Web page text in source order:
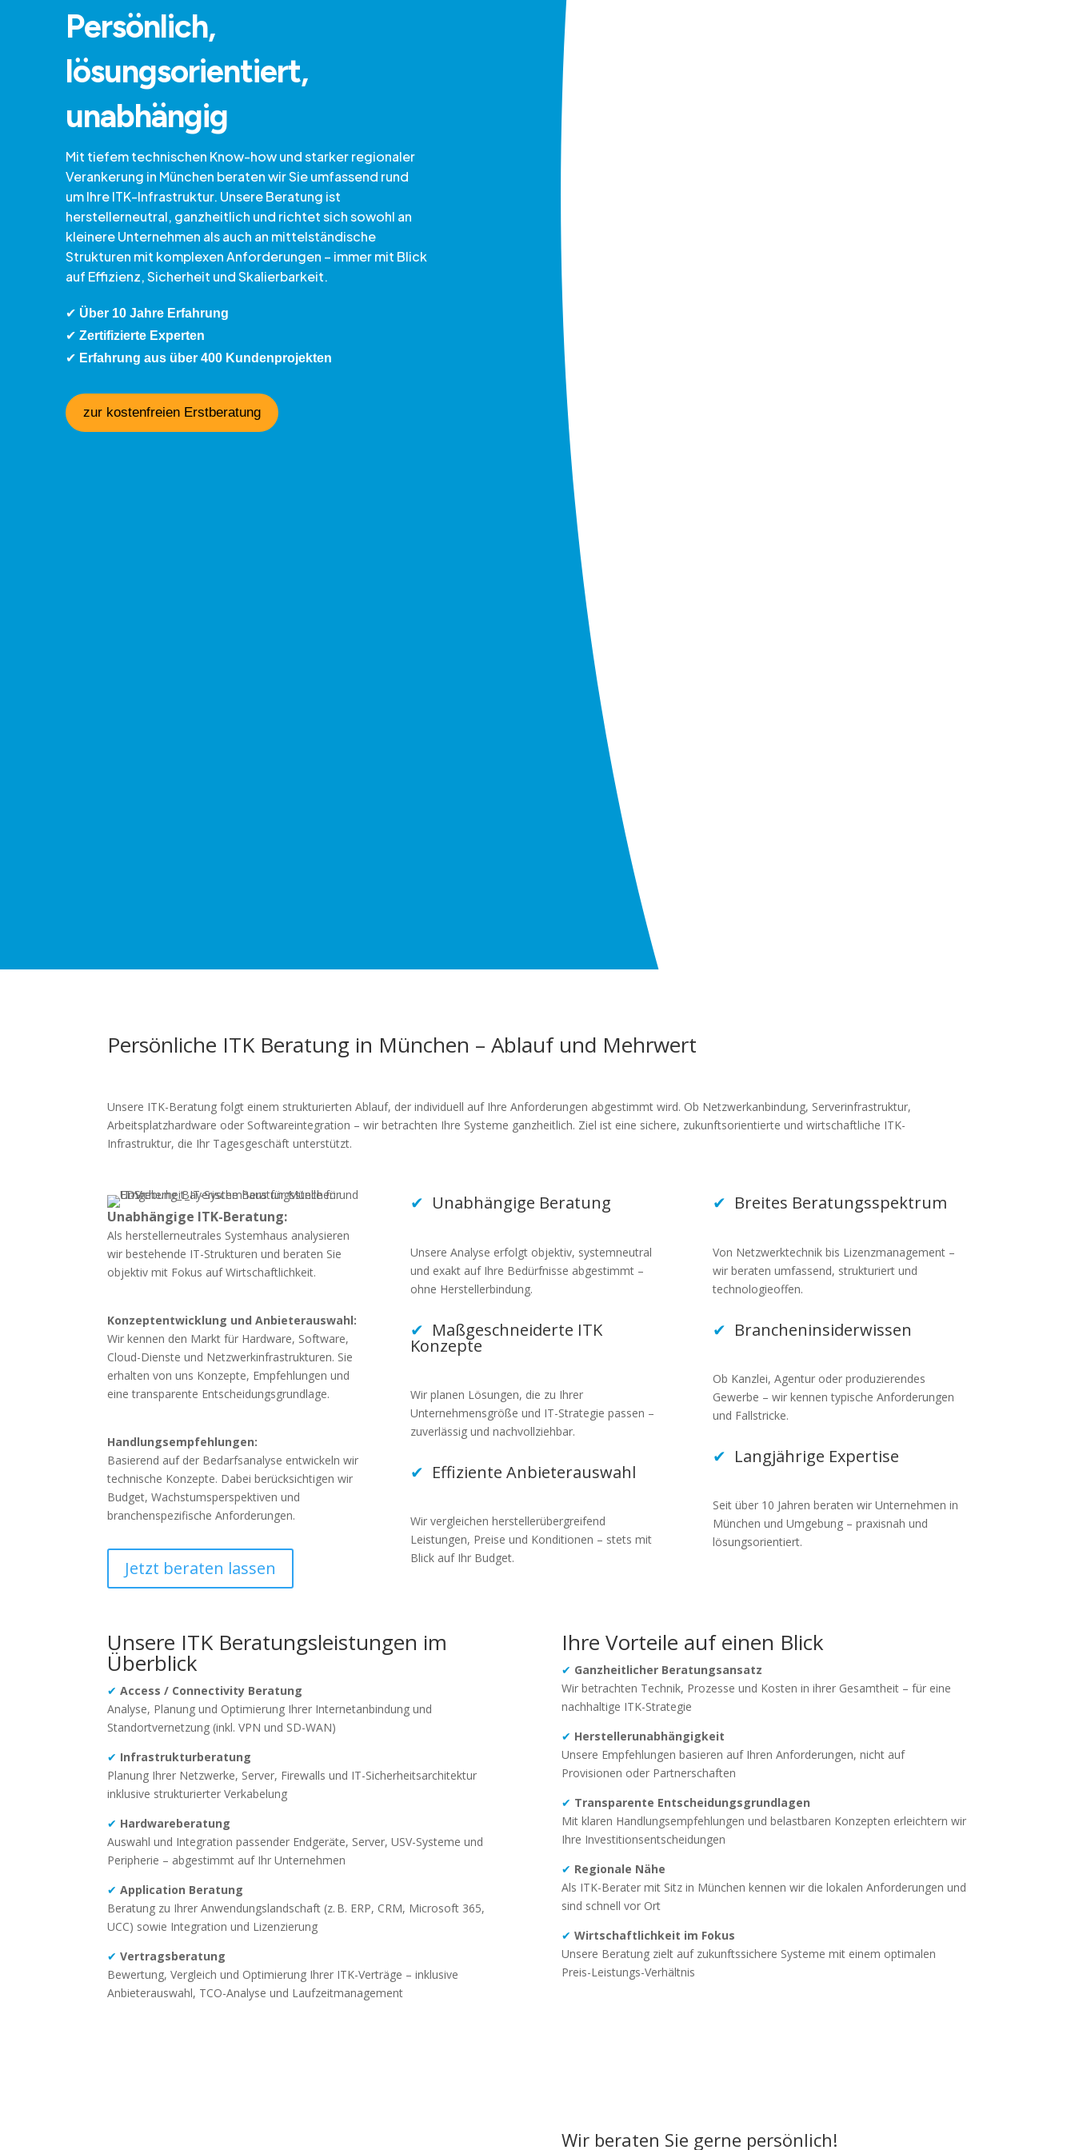
Persönlich,
lösungsorientiert,
unabhängig
Mit tiefem technischen Know-how und starker regionaler
Verankerung in München beraten wir Sie umfassend rund
um Ihre ITK-Infrastruktur. Unsere Beratung ist
herstellerneutral, ganzheitlich und richtet sich sowohl an
kleinere Unternehmen als auch an mittelständische
Strukturen mit komplexen Anforderungen – immer mit Blick
auf Effizienz, Sicherheit und Skalierbarkeit.
✔ Über 10 Jahre Erfahrung
✔ Zertifizierte Experten
✔ Erfahrung aus über 400 Kundenprojekten
zur kostenfreien Erstberatung
Persönliche ITK Beratung in München – Ablauf und Mehrwert
Unsere ITK-Beratung folgt einem strukturierten Ablauf, der individuell auf Ihre Anforderungen abgestimmt wird. Ob Netzwerkanbindung, Serverinfrastruktur,
Arbeitsplatzhardware oder Softwareintegration – wir betrachten Ihre Systeme ganzheitlich. Ziel ist eine sichere, zukunftsorientierte und wirtschaftliche ITK-
Infrastruktur, die Ihr Tagesgeschäft unterstützt.
Unabhängige ITK-Beratung:
Als herstellerneutrales Systemhaus analysieren
wir bestehende IT-Strukturen und beraten Sie
objektiv mit Fokus auf Wirtschaftlichkeit.
Konzeptentwicklung und Anbieterauswahl:
Wir kennen den Markt für Hardware, Software,
Cloud-Dienste und Netzwerkinfrastrukturen. Sie
erhalten von uns Konzepte, Empfehlungen und
eine transparente Entscheidungsgrundlage.
Handlungsempfehlungen:
Basierend auf der Bedarfsanalyse entwickeln wir
technische Konzepte. Dabei berücksichtigen wir
Budget, Wachstumsperspektiven und
branchenspezifische Anforderungen.
Jetzt beraten lassen
✔ Unabhängige Beratung
Unsere Analyse erfolgt objektiv, systemneutral
und exakt auf Ihre Bedürfnisse abgestimmt –
ohne Herstellerbindung.
✔ Maßgeschneiderte ITK
Konzepte
Wir planen Lösungen, die zu Ihrer
Unternehmensgröße und IT-Strategie passen –
zuverlässig und nachvollziehbar.
✔ Effiziente Anbieterauswahl
Wir vergleichen herstellerübergreifend
Leistungen, Preise und Konditionen – stets mit
Blick auf Ihr Budget.
✔ Breites Beratungsspektrum
Von Netzwerktechnik bis Lizenzmanagement –
wir beraten umfassend, strukturiert und
technologieoffen.
✔ Brancheninsiderwissen
Ob Kanzlei, Agentur oder produzierendes
Gewerbe – wir kennen typische Anforderungen
und Fallstricke.
✔ Langjährige Expertise
Seit über 10 Jahren beraten wir Unternehmen in
München und Umgebung – praxisnah und
lösungsorientiert.
Unsere ITK Beratungsleistungen im
Überblick
✔ Access / Connectivity Beratung
Analyse, Planung und Optimierung Ihrer Internetanbindung und
Standortvernetzung (inkl. VPN und SD-WAN)
✔ Infrastrukturberatung
Planung Ihrer Netzwerke, Server, Firewalls und IT-Sicherheitsarchitektur
inklusive strukturierter Verkabelung
✔ Hardwareberatung
Auswahl und Integration passender Endgeräte, Server, USV-Systeme und
Peripherie – abgestimmt auf Ihr Unternehmen
✔ Application Beratung
Beratung zu Ihrer Anwendungslandschaft (z. B. ERP, CRM, Microsoft 365,
UCC) sowie Integration und Lizenzierung
✔ Vertragsberatung
Bewertung, Vergleich und Optimierung Ihrer ITK-Verträge – inklusive
Anbieterauswahl, TCO-Analyse und Laufzeitmanagement
Ihre Vorteile auf einen Blick
✔ Ganzheitlicher Beratungsansatz
Wir betrachten Technik, Prozesse und Kosten in ihrer Gesamtheit – für eine
nachhaltige ITK-Strategie
✔ Herstellerunabhängigkeit
Unsere Empfehlungen basieren auf Ihren Anforderungen, nicht auf
Provisionen oder Partnerschaften
✔ Transparente Entscheidungsgrundlagen
Mit klaren Handlungsempfehlungen und belastbaren Konzepten erleichtern wir
Ihre Investitionsentscheidungen
✔ Regionale Nähe
Als ITK-Berater mit Sitz in München kennen wir die lokalen Anforderungen und
sind schnell vor Ort
✔ Wirtschaftlichkeit im Fokus
Unsere Beratung zielt auf zukunftssichere Systeme mit einem optimalen
Preis-Leistungs-Verhältnis
Wir beraten Sie gerne persönlich!